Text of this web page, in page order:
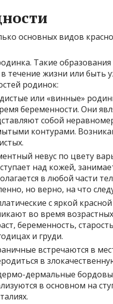
основных видов
Такие
в течение жизни или быть
родинок:
или «винные»
беременности. Они
собой
контурами.
невус по цвету
над кожей,
в любой части
но верно, на что
с яркой
во время
беременность,
и груди.
встречаются в
в
дермальные
в основном на